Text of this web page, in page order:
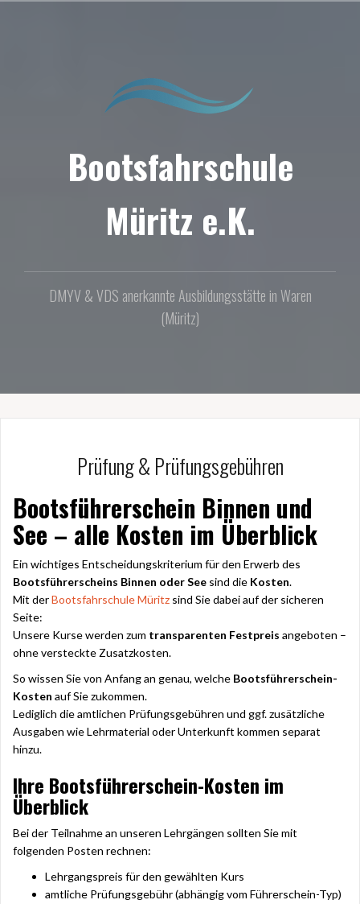
Bootsfahrschule
Müritz e.K.
DMYV & VDS anerkannte Ausbildungsstätte in Waren
(Müritz)
Prüfung & Prüfungsgebühren
Bootsführerschein Binnen und
See – alle Kosten im Überblick
Ein wichtiges Entscheidungskriterium für den Erwerb des
Bootsführerscheins Binnen oder See sind die Kosten.
Mit derBootsfahrschule Müritz sind Sie dabei auf der sicheren
Seite:
Unsere Kurse werden zum transparenten Festpreis angeboten –
ohne versteckte Zusatzkosten.
So wissen Sie von Anfang an genau, welche Bootsführerschein-
Kosten auf Sie zukommen.
Lediglich die amtlichen Prüfungsgebühren und ggf. zusätzliche
Ausgaben wie Lehrmaterial oder Unterkunft kommen separat
hinzu.
Ihre Bootsführerschein-Kosten im
Überblick
Bei der Teilnahme an unseren Lehrgängen sollten Sie mit
folgenden Posten rechnen:
Lehrgangspreis für den gewählten Kurs
amtliche Prüfungsgebühr (abhängig vom Führerschein-Typ)